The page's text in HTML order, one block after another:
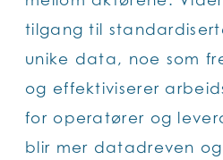
tilgang til
unike data, noe som
og effektiviserer
for operatører og
blir mer datadreven